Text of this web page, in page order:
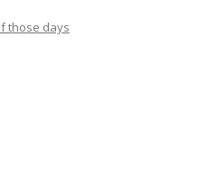
those days